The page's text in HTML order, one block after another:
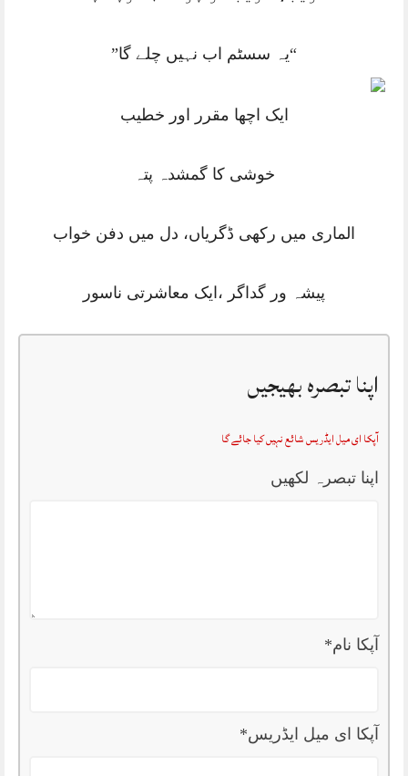
“یہ سسٹم اب نہیں چلے گا”
ایک اچھا مقرر اور خطیب
خوشی کا گمشدہ پتہ
الماری میں رکھی ڈگریاں، دل میں دفن خواب
پیشہ ور گداگر ،ایک معاشرتی ناسور
اپنا تبصرہ بھیجیں
آپکا ای میل ایڈریس شائع نہیں کیا جائے گا
اپنا تبصرہ لکھیں
آپکا نام*
آپکا ای میل ایڈریس*